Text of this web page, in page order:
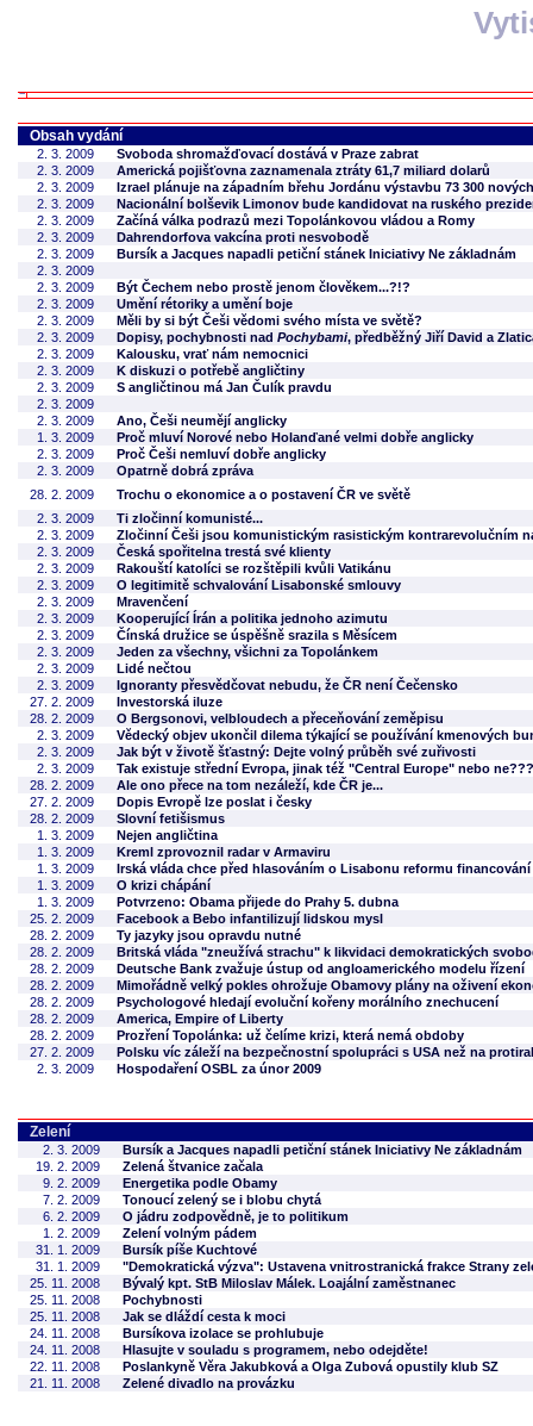
Obsah vydání
2. 3. 2009
Svoboda shromažďovací dostává v Praze zabrat
2. 3. 2009
Americká pojišťovna zaznamenala ztráty 61,7 miliard dolarů
2. 3. 2009
Izrael plánuje na západním břehu Jordánu výstavbu 73 300
2. 3. 2009
Nacionální bolševik Limonov bude kandidovat na ruského
2. 3. 2009
Začíná válka podrazů mezi Topolánkovou vládou a Romy
2. 3. 2009
Dahrendorfova vakcína proti nesvobodě
2. 3. 2009
Bursík a Jacques napadli petiční stánek Iniciativy Ne základnám
2. 3. 2009
2. 3. 2009
Být Čechem nebo prostě jenom člověkem...?!?
2. 3. 2009
Umění rétoriky a umění boje
2. 3. 2009
Měli by si být Češi vědomi svého místa ve světě?
2. 3. 2009
Dopisy, pochybnosti nad Pochybami, předběžný Jiří David a
2. 3. 2009
Kalousku, vrať nám nemocnici
2. 3. 2009
K diskuzi o potřebě angličtiny
2. 3. 2009
S angličtinou má Jan Čulík pravdu
2. 3. 2009
2. 3. 2009
Ano, Češi neumějí anglicky
1. 3. 2009
Proč mluví Norové nebo Holanďané velmi dobře anglicky
2. 3. 2009
Proč Češi nemluví dobře anglicky
2. 3. 2009
Opatrně dobrá zpráva
28. 2. 2009
Trochu o ekonomice a o postavení ČR ve světě
2. 3. 2009
Ti zločinní komunisté...
2. 3. 2009
Zločinní Češi jsou komunistickým rasistickým kontrarevolučním
2. 3. 2009
Česká spořitelna trestá své klienty
2. 3. 2009
Rakouští katolíci se rozštěpili kvůli Vatikánu
2. 3. 2009
O legitimitě schvalování Lisabonské smlouvy
2. 3. 2009
Mravenčení
2. 3. 2009
Kooperující Írán a politika jednoho azimutu
2. 3. 2009
Čínská družice se úspěšně srazila s Měsícem
2. 3. 2009
Jeden za všechny, všichni za Topolánkem
2. 3. 2009
Lidé nečtou
2. 3. 2009
Ignoranty přesvědčovat nebudu, že ČR není Čečensko
27. 2. 2009
Investorská iluze
28. 2. 2009
O Bergsonovi, velbloudech a přeceňování zeměpisu
2. 3. 2009
Vědecký objev ukončil dilema týkající se používání kmenových
2. 3. 2009
Jak být v životě šťastný: Dejte volný průběh své zuřivosti
2. 3. 2009
Tak existuje střední Evropa, jinak též "Central Europe" nebo ne???
28. 2. 2009
Ale ono přece na tom nezáleží, kde ČR je...
27. 2. 2009
Dopis Evropě lze poslat i česky
28. 2. 2009
Slovní fetišismus
1. 3. 2009
Nejen angličtina
1. 3. 2009
Kreml zprovoznil radar v Armaviru
1. 3. 2009
Irská vláda chce před hlasováním o Lisabonu reformu
1. 3. 2009
O krizi chápání
1. 3. 2009
Potvrzeno: Obama přijede do Prahy 5. dubna
25. 2. 2009
Facebook a Bebo infantilizují lidskou mysl
28. 2. 2009
Ty jazyky jsou opravdu nutné
28. 2. 2009
Britská vláda "zneužívá strachu" k likvidaci demokratických
28. 2. 2009
Deutsche Bank zvažuje ústup od angloamerického modelu řízení
28. 2. 2009
Mimořádně velký pokles ohrožuje Obamovy plány na oživení
28. 2. 2009
Psychologové hledají evoluční kořeny morálního znechucení
28. 2. 2009
America, Empire of Liberty
28. 2. 2009
Prozření Topolánka: už čelíme krizi, která nemá obdoby
27. 2. 2009
Polsku víc záleží na bezpečnostní spolupráci s USA než na
2. 3. 2009
Hospodaření OSBL za únor 2009
Zelení
2. 3. 2009
Bursík a Jacques napadli petiční stánek Iniciativy Ne základnám
19. 2. 2009
Zelená štvanice začala
9. 2. 2009
Energetika podle Obamy
7. 2. 2009
Tonoucí zelený se i blobu chytá
6. 2. 2009
O jádru zodpovědně, je to politikum
1. 2. 2009
Zelení volným pádem
31. 1. 2009
Bursík píše Kuchtové
31. 1. 2009
"Demokratická výzva": Ustavena vnitrostranická frakce Strany
25. 11. 2008
Bývalý kpt. StB Miloslav Málek. Loajální zaměstnanec
25. 11. 2008
Pochybnosti
25. 11. 2008
Jak se dláždí cesta k moci
24. 11. 2008
Bursíkova izolace se prohlubuje
24. 11. 2008
Hlasujte v souladu s programem, nebo odejděte!
22. 11. 2008
Poslankyně Věra Jakubková a Olga Zubová opustily klub SZ
21. 11. 2008
Zelené divadlo na provázku